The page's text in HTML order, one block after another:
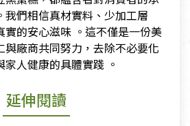
我們相信真材實料、少加工層
實的安心滋味 。這不僅是一份美
與廠商共同努力，去除不必要化
人健康的具體實踐 。
延伸閱讀